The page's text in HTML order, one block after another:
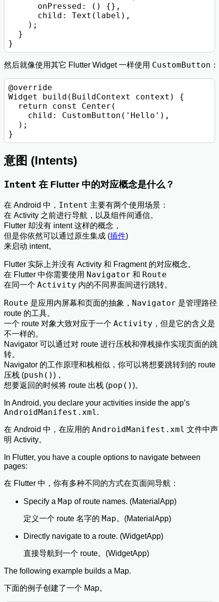
      onPressed: () {},
      child: Text(label),
    );
  }
然后就像使用其它 Flutter Widget 一样使用 CustomButton ：
@override
Widget build(BuildContext context) {
  return const Center(
    child: CustomButton('Hello'),
  );
意图 (Intents)
Intent 在 Flutter 中的对应概念是什么？
在 Android 中， Intent 主要有两个使用场景：
在 Activity 之前进行导航，以及组件间通信。
Flutter 却没有 intent 这样的概念，
但是你依然可以通过原生集成 (插件)
来启动 intent。
Flutter 实际上并没有 Activity 和 Fragment 的对应概念。
在 Flutter 中你需要使用 Navigator 和 Route
在同一个 Activity 内的不同界面间进行跳转。
Route 是应用内屏幕和页面的抽象， Navigator 是管理路径
route 的工具。
一个 route 对象大致对应于一个 Activity ，但是它的含义是
不一样的。
Navigator 可以通过对 route 进行压栈和弹栈操作实现页面的跳
转。
Navigator 的工作原理和栈相似，你可以将想要跳转到的 route
压栈 (push())，
想要返回的时候将 route 出栈 (pop())。
In Android, you declare your activities inside the app’s
AndroidManifest.xml .
在 Android 中，在应用的 AndroidManifest.xml 文件中声
明 Activity。
In Flutter, you have a couple options to navigate between
pages:
在 Flutter 中，你有多种不同的方式在页面间导航：
Specify a Map of route names. (MaterialApp)
定义一个 route 名字的 Map。(MaterialApp)
Directly navigate to a route. (WidgetApp)
直接导航到一个 route。(WidgetApp)
The following example builds a Map.
下面的例子创建了一个 Map。